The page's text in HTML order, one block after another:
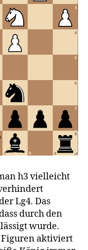
h3 vielleicht
Lg4. Das
durch den
wurde.
Figuren aktiviert